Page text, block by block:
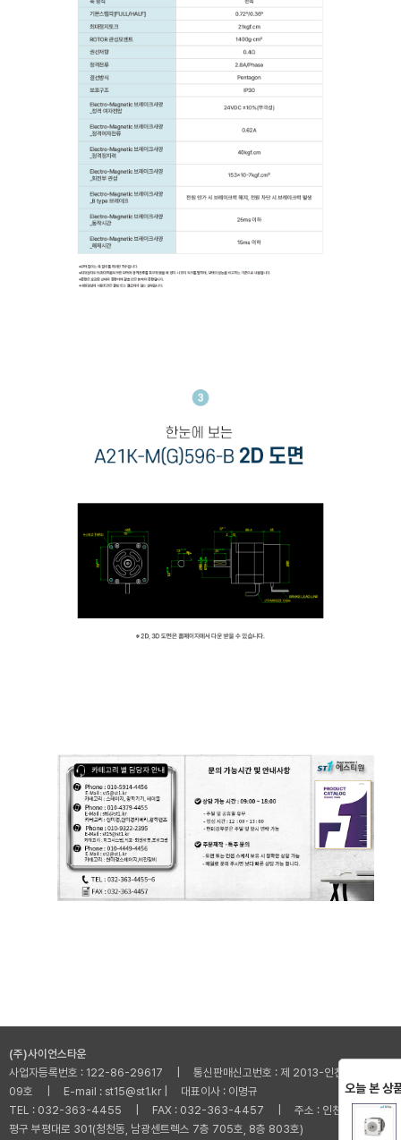
(주)사이언스타운
사업자등록번호 : 122-86-29617 | 통신판매신고번호 : 제 2013-인천부평-001
09호 | E-mail : st15@st1.kr | 대표이사 : 이명규
TEL : 032-363-4455 | FAX : 032-363-4457 | 주소 : 인천광역시 부
평구 부평대로 301(청천동, 남광센트렉스 7층 705호, 8층 803호)
오늘 본 상